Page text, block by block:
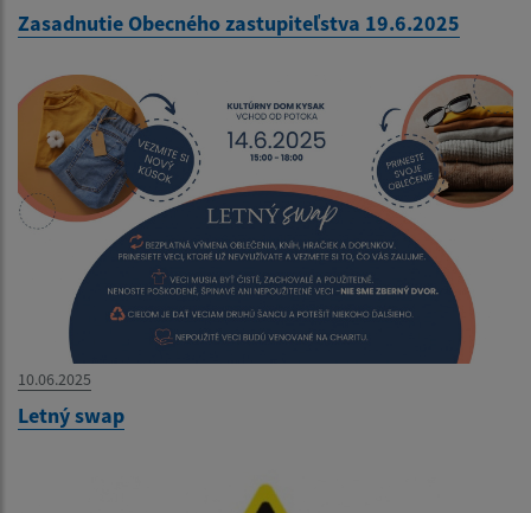
Zasadnutie Obecného zastupiteľstva 19.6.2025
10.06.2025
Letný swap